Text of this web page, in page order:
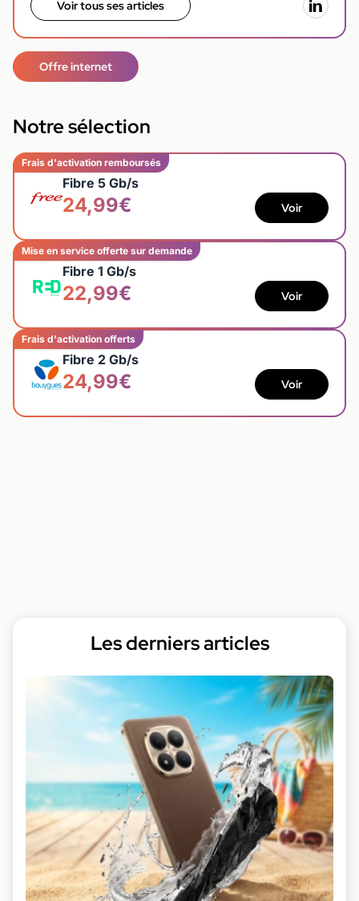
Voir tous ses articles
Offre internet
Notre sélection
Frais d'activation remboursés
Fibre 5 Gb/s
24,99€ Voir
Mise en service offerte sur demande
Fibre 1 Gb/s
22,99€ Voir
Frais d'activation offerts
Fibre 2 Gb/s
24,99€ Voir
Les derniers articles